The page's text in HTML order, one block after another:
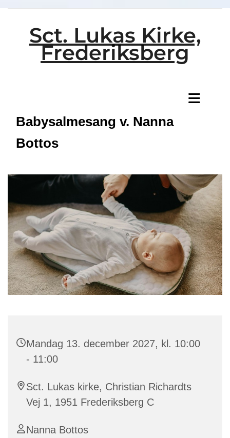
Sct. Lukas Kirke,
Frederiksberg
Babysalmesang v. Nanna
Bottos
Mandag 13. december 2027, kl. 10:00
- 11:00
Sct. Lukas kirke, Christian Richardts
Vej 1, 1951 Frederiksberg C
Nanna Bottos